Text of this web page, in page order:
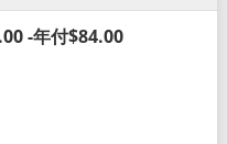
-年付$84.00